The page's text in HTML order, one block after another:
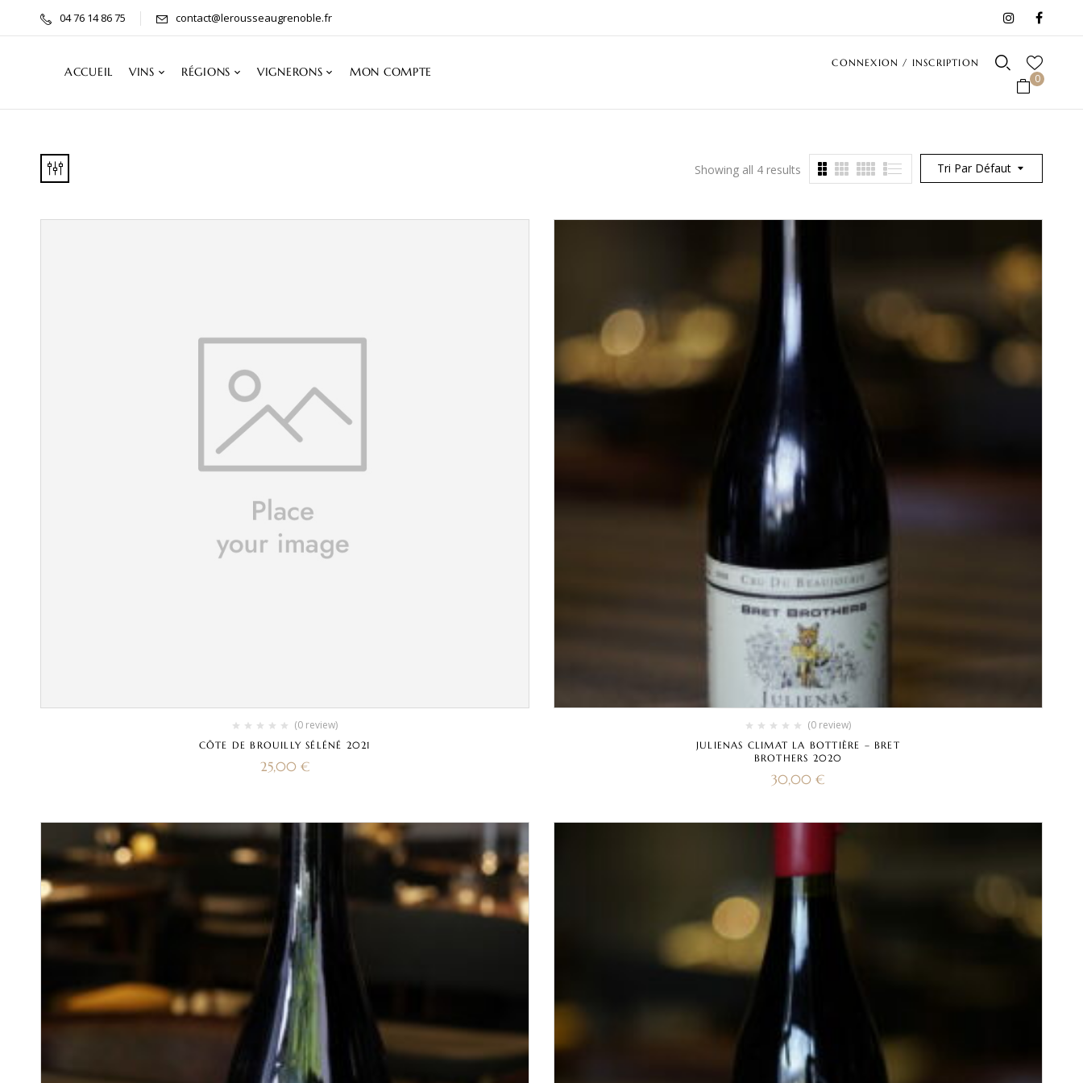
04 76 14 86 75 contact@lerousseaugrenoble.fr
ACCUEIL VINS RÉGIONS VIGNERONS MON COMPTE
CONNEXION / INSCRIPTION
0
Tri Par Défaut
Showing all 4 results
(0 review)
CÔTE DE BROUILLY SÉLÉNÉ 2021
25,00 €
(0 review)
JULIENAS CLIMAT LA BOTTIÈRE – BRET
BROTHERS 2020
30,00 €